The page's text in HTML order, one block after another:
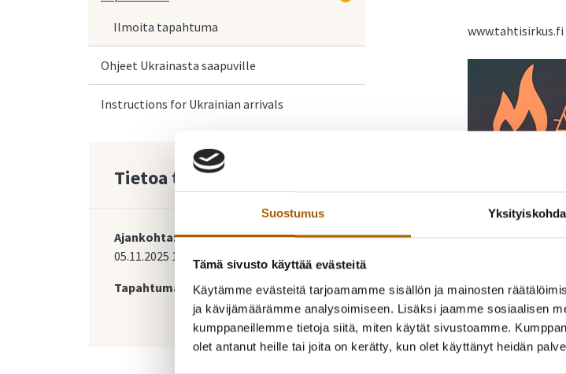
Suostumus
Tämä sivusto käyttää evästeitä
Käytämme evästeitä tarjoamamme sisällön ja mainosten
ja kävijämäärämme analysoimiseen. Lisäksi jaamme sosiaalisen
kumppaneillemme tietoja siitä, miten käytät sivustoamme.
olet antanut heille tai joita on kerätty, kun olet käyttänyt heidän
Ilmoita tapahtuma
Ohjeet Ukrainasta saapuville
Instructions for Ukrainian arrivals
Tietoa tapahtumasta
Ajankohta:
05.11.2025 18:00
Tapahtumapaikka:
www.tahtisirkus.fi